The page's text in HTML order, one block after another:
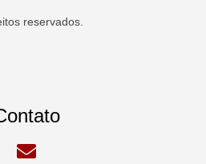
reservados.